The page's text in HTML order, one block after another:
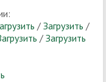
/ Загрузить /
/ Загрузить